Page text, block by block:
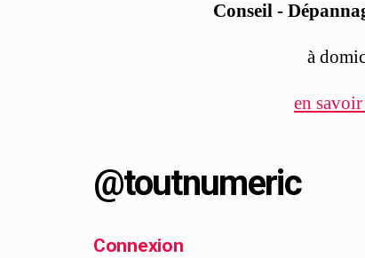
Conseil -
à
en
@toutnumeric
Connexion